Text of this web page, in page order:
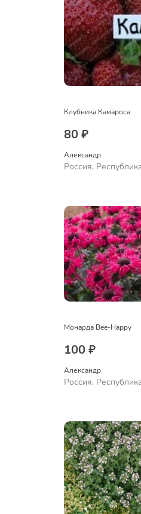
Клубника Камароса
80 ₽
Александр
Россия,
Монарда Bee-Happy
100 ₽
Александр
Россия,